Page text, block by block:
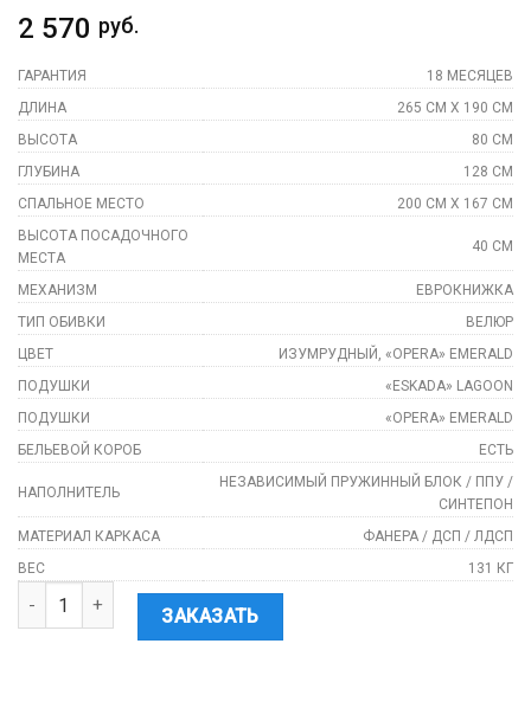
2 570 руб.
ГАРАНТИЯ
18 МЕСЯЦЕВ
ДЛИНА
265 СМ Х 190 СМ
ВЫСОТА
80 СМ
ГЛУБИНА
128 СМ
СПАЛЬНОЕ МЕСТО
200 СМ Х 167 СМ
ВЫСОТА ПОСАДОЧНОГО
МЕСТА
40 СМ
МЕХАНИЗМ
ЕВРОКНИЖКА
ТИП ОБИВКИ
ВЕЛЮР
ЦВЕТ
ИЗУМРУДНЫЙ, «OPERA» EMERALD
ПОДУШКИ
«ESKADA» LAGOON
ПОДУШКИ
«OPERA» EMERALD
БЕЛЬЕВОЙ КОРОБ
ЕСТЬ
НАПОЛНИТЕЛЬ
НЕЗАВИСИМЫЙ ПРУЖИННЫЙ БЛОК / ППУ /
СИНТЕПОН
МАТЕРИАЛ КАРКАСА
ФАНЕРА / ДСП / ЛДСП
ВЕС
131 КГ
Количество
ЗАКАЗАТЬ